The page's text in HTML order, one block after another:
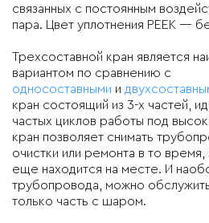
связанных с постоянным
пара. Цвет уплотнения PEEK —
Трехсоставной кран является
вариантом по сравнению с
односоставными и
кран состоящий из 3-х частей,
частых циклов работы под
кран позволяет снимать
очистки или ремонта в то
еще находится на месте. И
трубопровода, можно
только часть с шаром.